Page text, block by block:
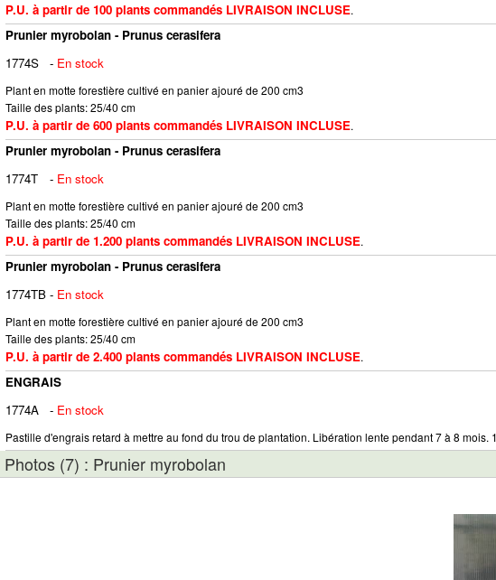
P.U. à partir de 100 plants commandés LIVRAISON INCLUSE.
Prunier myrobolan - Prunus cerasifera
1774S
- En stock
Plant en motte forestière cultivé en panier ajouré de 200 cm3
Taille des plants: 25/40 cm
P.U. à partir de 600 plants commandés LIVRAISON INCLUSE.
Prunier myrobolan - Prunus cerasifera
1774T
- En stock
Plant en motte forestière cultivé en panier ajouré de 200 cm3
Taille des plants: 25/40 cm
P.U. à partir de 1.200 plants commandés LIVRAISON INCLUSE.
Prunier myrobolan - Prunus cerasifera
1774TB - En stock
Plant en motte forestière cultivé en panier ajouré de 200 cm3
Taille des plants: 25/40 cm
P.U. à partir de 2.400 plants commandés LIVRAISON INCLUSE.
ENGRAIS
1774A
- En stock
Pastille d'engrais retard à mettre au fond du trou de plantation. Libération lente pendant 7 à 8 mois.
Photos (7) : Prunier myrobolan